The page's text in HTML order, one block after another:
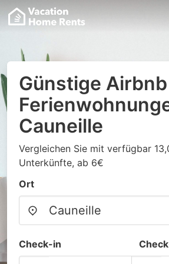
Günstige
Cauneille
Vergleichen Sie mit verfügbar
Unterkünfte, ab 6€
Ort
Check-in